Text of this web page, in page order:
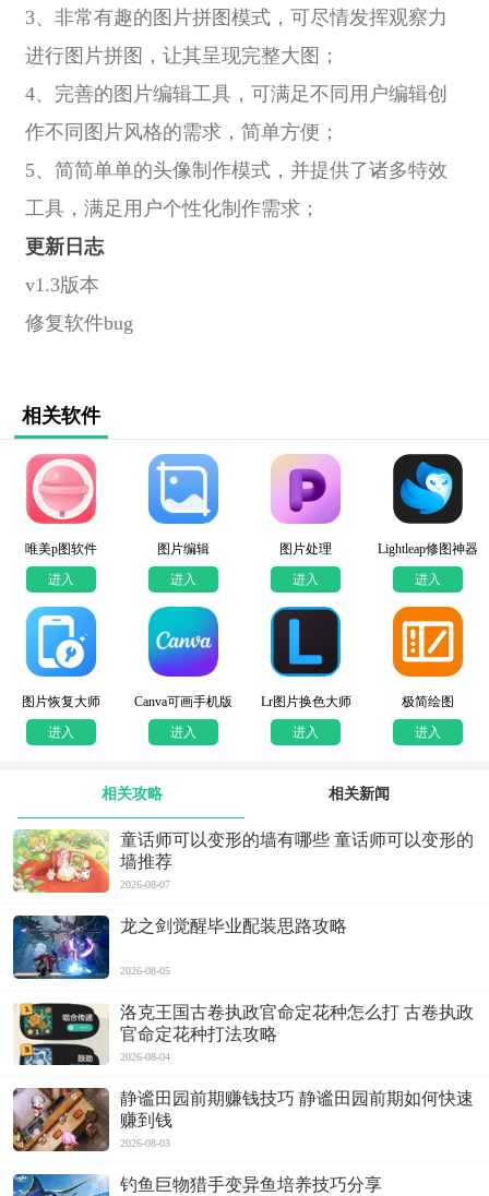
3、非常有趣的图片拼图模式，可尽情发挥观察力
进行图片拼图，让其呈现完整大图；
4、完善的图片编辑工具，可满足不同用户编辑创
作不同图片风格的需求，简单方便；
5、简简单单的头像制作模式，并提供了诸多特效
工具，满足用户个性化制作需求；
更新日志
v1.3版本
修复软件bug
相关软件
唯美p图软件
进入
图片编辑
进入
图片处理
进入
Lightleap修图神器
进入
图片恢复大师
进入
Canva可画手机版
进入
Lr图片换色大师
进入
极简绘图
进入
相关攻略 相关新闻
童话师可以变形的墙有哪些 童话师可以变形的
墙推荐
2026-08-07
龙之剑觉醒毕业配装思路攻略
2026-08-05
洛克王国古卷执政官命定花种怎么打 古卷执政
官命定花种打法攻略
2026-08-04
静谧田园前期赚钱技巧 静谧田园前期如何快速
赚到钱
2026-08-03
钓鱼巨物猎手变异鱼培养技巧分享